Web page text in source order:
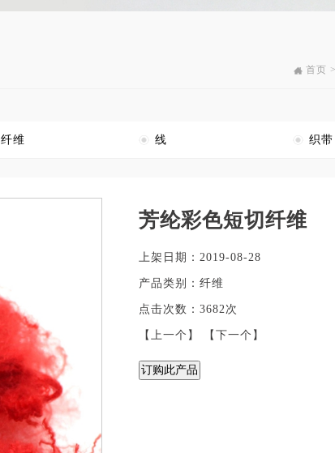
首页
纤维 线 织带
芳纶彩色短切纤维
上架日期：2019-08-28
产品类别：纤维
点击次数：3682次
【 上一个 】 【 下一个 】